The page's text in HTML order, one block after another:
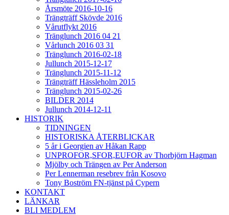
Årsmöte 2016-10-16
Trängträff Skövde 2016
Vårutflykt 2016
Tränglunch 2016 04 21
Vårlunch 2016 03 31
Tränglunch 2016-02-18
Jullunch 2015-12-17
Tränglunch 2015-11-12
Trängträff Hässleholm 2015
Tränglunch 2015-02-26
BILDER 2014
Jullunch 2014-12-11
HISTORIK
TIDNINGEN
HISTORISKA ÅTERBLICKAR
5 år i Georgien av Håkan Rapp
UNPROFOR,SFOR,EUFOR av Thorbjörn Hagman
Mjölby och Trängen av Per Anderson
Per Lennerman resebrev från Kosovo
Tony Boström FN-tjänst på Cypern
KONTAKT
LÄNKAR
BLI MEDLEM